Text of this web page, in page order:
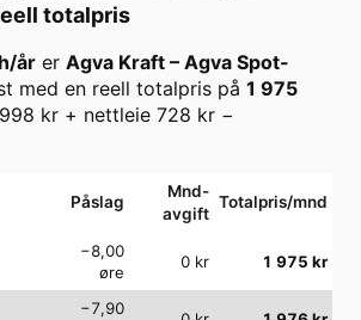
totalpris
år er Agva Kraft – Agva Spot-
med en reell totalpris på 1 975
kr + nettleie 728 kr −
Påslag
Mnd-
avgift
Totalpris/mnd
−8,00
øre
0 kr 1 975 kr
−7,90